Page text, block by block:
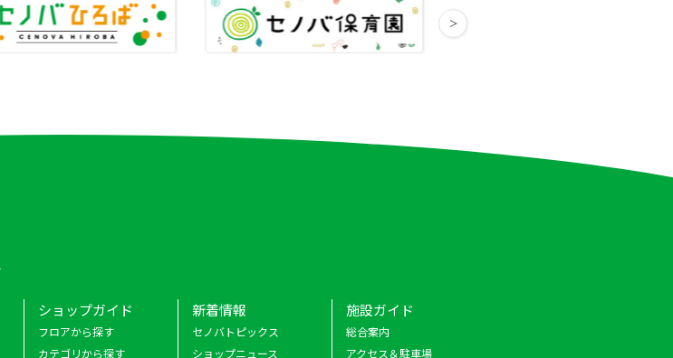
ショップガイド
フロアから探す
カテゴリから探す
新着情報
セノバトピックス
ショップニュース
施設ガイド
総合案内
アクセス＆駐車場